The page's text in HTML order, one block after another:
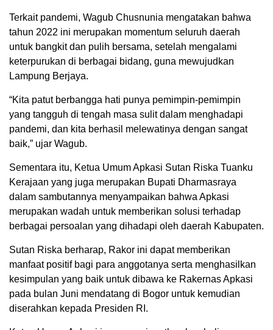
Terkait pandemi, Wagub Chusnunia mengatakan bahwa
tahun 2022 ini merupakan momentum seluruh daerah
untuk bangkit dan pulih bersama, setelah mengalami
keterpurukan di berbagai bidang, guna mewujudkan
Lampung Berjaya.
“Kita patut berbangga hati punya pemimpin-pemimpin
yang tangguh di tengah masa sulit dalam menghadapi
pandemi, dan kita berhasil melewatinya dengan sangat
baik,” ujar Wagub.
Sementara itu, Ketua Umum Apkasi Sutan Riska Tuanku
Kerajaan yang juga merupakan Bupati Dharmasraya
dalam sambutannya menyampaikan bahwa Apkasi
merupakan wadah untuk memberikan solusi terhadap
berbagai persoalan yang dihadapi oleh daerah Kabupaten.
Sutan Riska berharap, Rakor ini dapat memberikan
manfaat positif bagi para anggotanya serta menghasilkan
kesimpulan yang baik untuk dibawa ke Rakernas Apkasi
pada bulan Juni mendatang di Bogor untuk kemudian
diserahkan kepada Presiden RI.